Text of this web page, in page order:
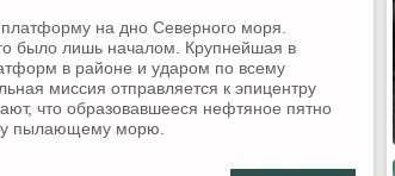
на дно Северного моря.
было лишь началом. Крупнейшая в
в районе и ударом по всему
миссия отправляется к эпицентру
что образовавшееся нефтяное пятно
пылающему морю.